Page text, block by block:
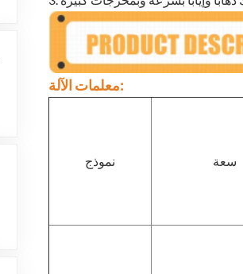
معلمات الآلة:
نموذج سعة